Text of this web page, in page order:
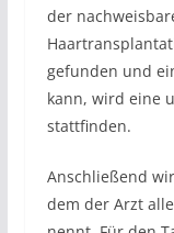
der
gefunden und
kann, wird eine
stattfinden.
Anschließend
dem der Arzt